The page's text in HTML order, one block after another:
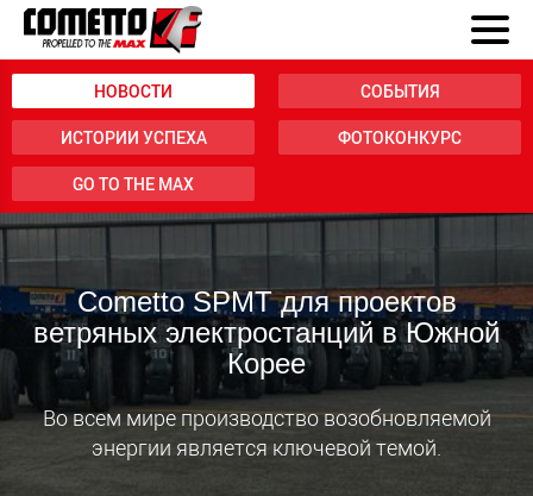
НОВОСТИ СОБЫТИЯ
ИСТОРИИ УСПЕХА ФОТОКОНКУРС
GO TO THE MAX
Cometto SPMT для проектов
ветряных электростанций в Южной
Корее
Во всем мире производство возобновляемой
энергии является ключевой темой.